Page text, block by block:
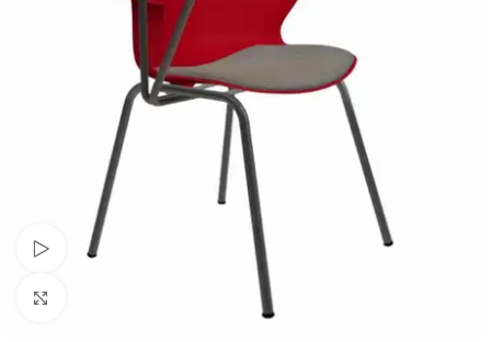
Schau Video